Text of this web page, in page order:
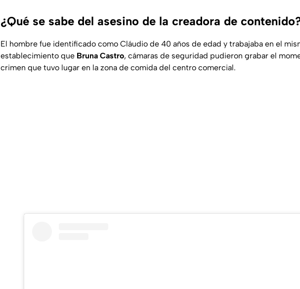
¿Qué se sabe del asesino de la creadora de
El hombre fue identificado como Cláudio de 40 años de edad y trabajaba en el
establecimiento que Bruna Castro, cámaras de seguridad pudieron grabar el
crimen que tuvo lugar en la zona de comida del centro comercial.